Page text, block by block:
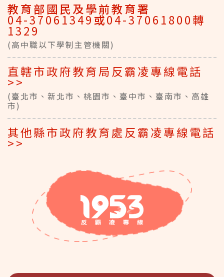
教育部國民及學前教育署
04-37061349或04-37061800轉
1329
(高中職以下學制主管機關)
直轄市政府教育局反霸凌專線電話
>>
(臺北市、新北市、桃園市、臺中市、臺南市、高雄
市)
其他縣市政府教育處反霸凌專線電話
>>